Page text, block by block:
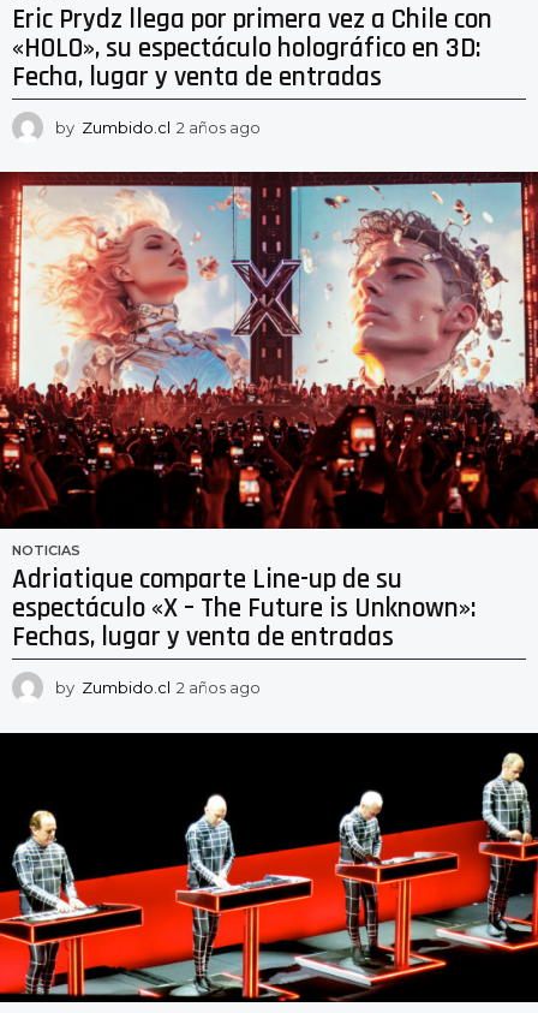
Eric Prydz llega por primera vez a Chile con
«HOLO», su espectáculo holográfico en 3D:
Fecha, lugar y venta de entradas
by Zumbido.cl 2 años ago
ñ
o
s
a
g
o
NOTICIAS
Adriatique comparte Line-up de su
espectáculo «X – The Future is Unknown»:
Fechas, lugar y venta de entradas
by Zumbido.cl 2 años ago
ñ
o